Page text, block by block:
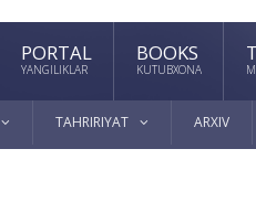
PORTAL
YANGILIKLAR
BOOKS
KUTUBXONA
TAHRIRIYAT ARXIV